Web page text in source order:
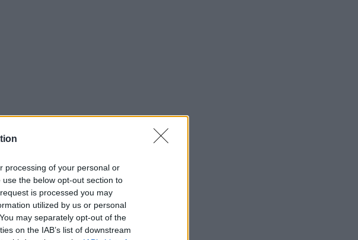
processing of your personal or
the below opt-out section to
is processed you may
utilized by us or personal
may separately opt-out of the
on the IAB’s list of downstream